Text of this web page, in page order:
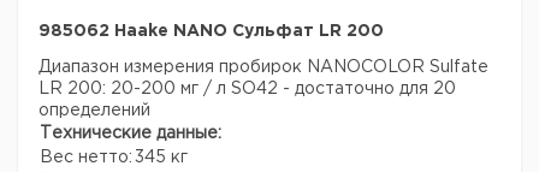
985062 Haake NANO Сульфат LR 200
Диапазон измерения пробирок NANOCOLOR Sulfate
LR 200: 20-200 мг / л SO42 - достаточно для 20
определений
Технические данные:
Вес нетто: 345 кг